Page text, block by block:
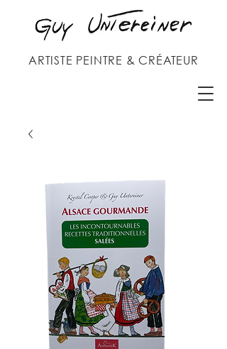
ARTISTE PEINTRE & CRÉATEUR